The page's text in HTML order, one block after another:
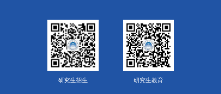
研究生招生 研究生教育